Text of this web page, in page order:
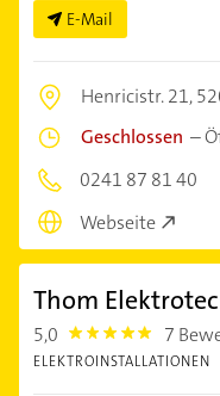
E-Mail
Henricistr. 21,
Geschlossen –
0241 87 81 40
Webseite
Thom
5,0 5.0 7
ELEKTROINSTALLATIONEN